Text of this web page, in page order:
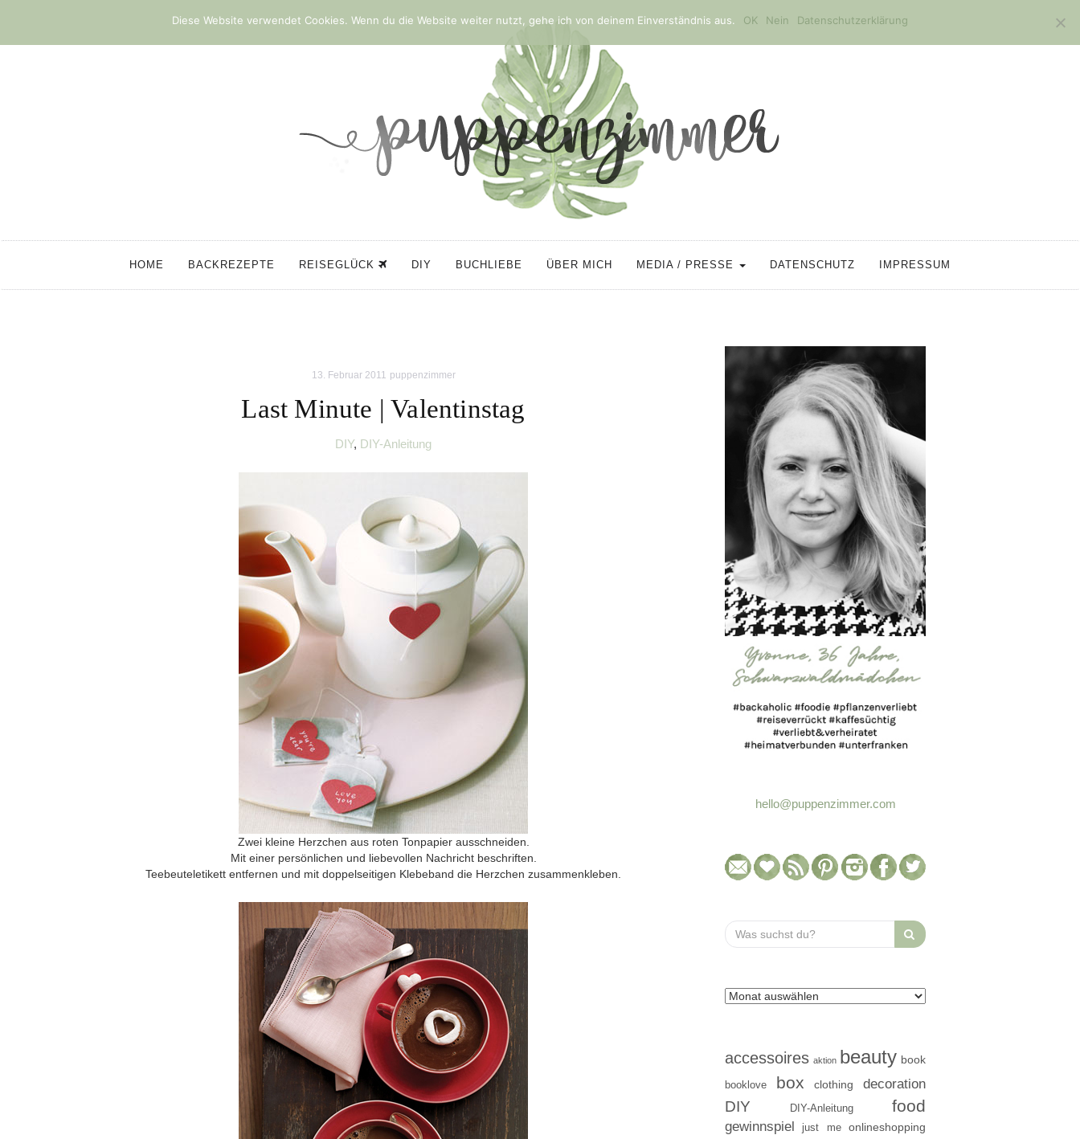
HOME BACKREZEPTE REISEGLÜCK DIY BUCHLIEBE ÜBER MICH MEDIA / PRESSE DATENSCHUTZ IMPRESSUM
13. Februar 2011 puppenzimmer
Last Minute | Valentinstag
DIY, DIY-Anleitung
Zwei kleine Herzchen aus roten Tonpapier ausschneiden.
Mit einer persönlichen und liebevollen Nachricht beschriften.
Teebeuteletikett entfernen und mit doppelseitigen Klebeband die Herzchen zusammenkleben.
hello@puppenzimmer.com
Search
for:
accessoires aktion beauty book
booklove box clothing decoration
DIY DIY-Anleitung food
gewinnspiel just me onlineshopping
Diese Website verwendet Cookies. Wenn du die Website weiter nutzt, gehe ich von deinem Einverständnis aus. OK Nein Datenschutzerklärung